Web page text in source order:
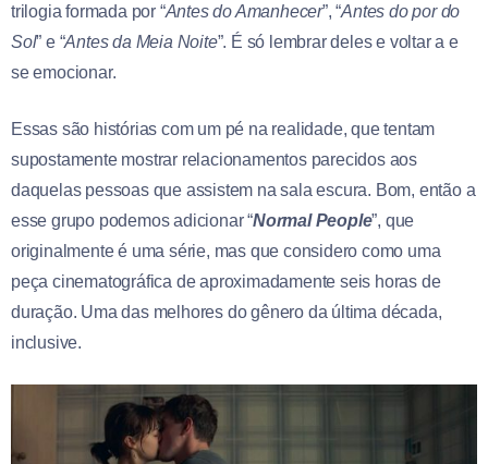
trilogia formada por “Antes do Amanhecer”, “Antes do por do
Sol” e “Antes da Meia Noite”. É só lembrar deles e voltar a e
se emocionar.
Essas são histórias com um pé na realidade, que tentam
supostamente mostrar relacionamentos parecidos aos
daquelas pessoas que assistem na sala escura. Bom, então a
esse grupo podemos adicionar “Normal People”, que
originalmente é uma série, mas que considero como uma
peça cinematográfica de aproximadamente seis horas de
duração. Uma das melhores do gênero da última década,
inclusive.